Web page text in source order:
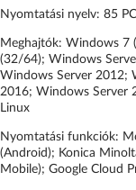
Nyomtatási nyelv: 85
Meghajtók: Windows
(32/64); Windows
Windows Server 2012;
2016; Windows Server
Linux
Nyomtatási funkciók:
(Android); Konica
Mobile); Google Cloud